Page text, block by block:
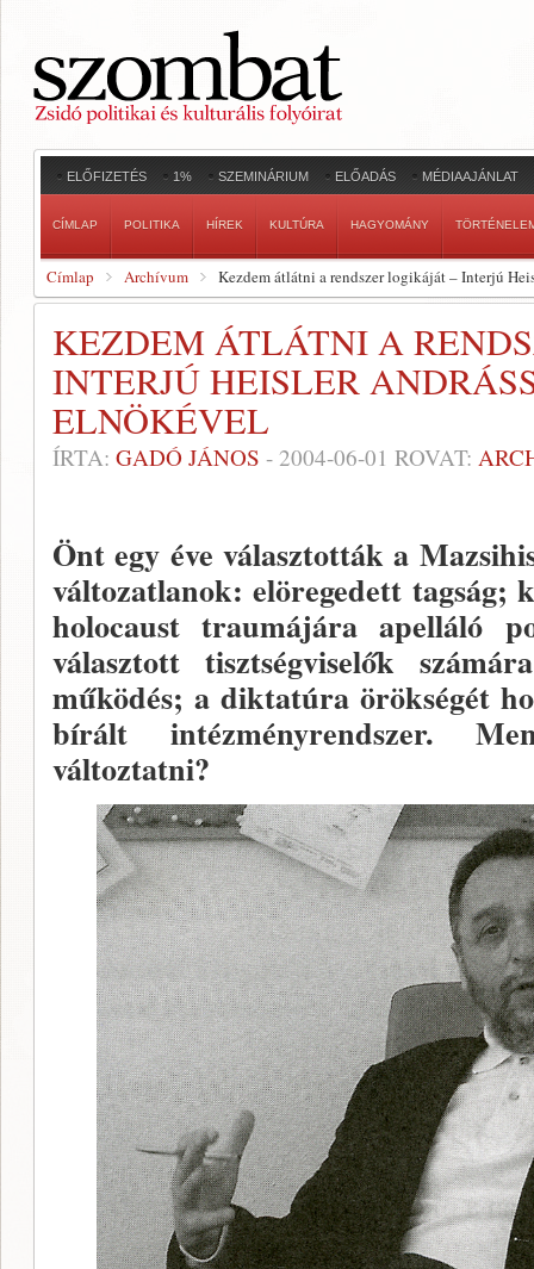
ELŐFIZETÉS 1% SZEMINÁRIUM ELŐADÁS MÉDIAAJÁNLAT
CÍMLAP POLITIKA HÍREK KULTÚRA HAGYOMÁNY
Címlap Archívum Kezdem átlátni a rendszer logikáját – Interjú
KEZDEM ÁTLÁTNI A
INTERJÚ HEISLER
ELNÖKÉVEL
ÍRTA: GADÓ JÁNOS - 2004-06-01 ROVAT:
Önt egy éve választották a
válto­zatlanok: elöregedett tagság;
holocaust traumájára apelláló
választott tisztségviselők
működés; a diktatúra örökségét
bírált intéz­ményrendszer.
változtatni?